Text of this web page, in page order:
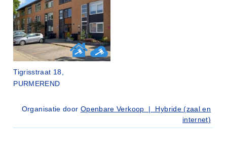
Tigrisstraat 18,
PURMEREND
Organisatie door Openbare Verkoop | Hybride (zaal en
internet)